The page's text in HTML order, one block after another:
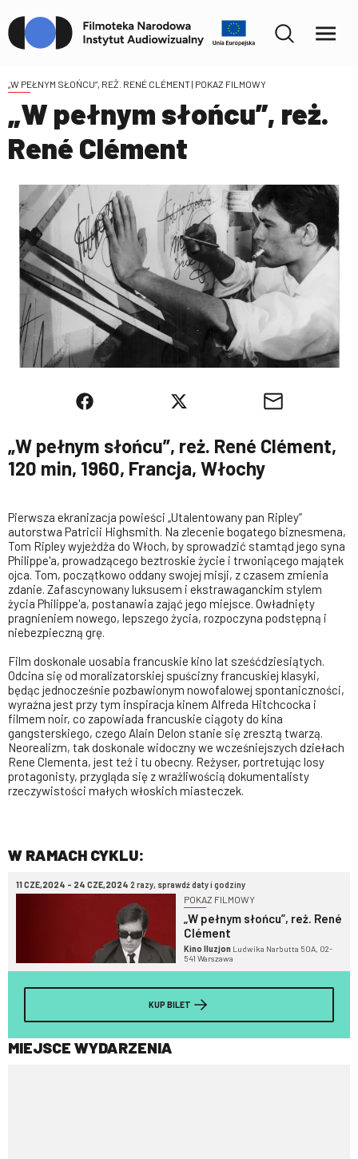
„W PEŁNYM SŁOŃCU”, REŻ. RENÉ CLÉMENT| POKAZ FILMOWY
„W pełnym słońcu”, reż.
René Clément
„W pełnym słońcu”, reż. René Clément,
120 min, 1960, Francja, Włochy
Pierwsza ekranizacja powieści „Utalentowany pan Ripley”
autorstwa Patricii Highsmith. Na zlecenie bogatego biznesmena,
Tom Ripley wyjeżdża do Włoch, by sprowadzić stamtąd jego syna
Philippe'a, prowadzącego beztroskie życie i trwoniącego majątek
ojca. Tom, początkowo oddany swojej misji, z czasem zmienia
zdanie. Zafascynowany luksusem i ekstrawaganckim stylem
życia Philippe'a, postanawia zająć jego miejsce. Owładnięty
pragnieniem nowego, lepszego życia, rozpoczyna podstępną i
niebezpieczną grę.
Film doskonale uosabia francuskie kino lat sześćdziesiątych.
Odcina się od moralizatorskiej spuścizny francuskiej klasyki,
będąc jednocześnie pozbawionym nowofalowej spontaniczności,
wyraźna jest przy tym inspiracja kinem Alfreda Hitchcocka i
filmem noir, co zapowiada francuskie ciągoty do kina
gangsterskiego, czego Alain Delon stanie się zresztą twarzą.
Neorealizm, tak doskonale widoczny we wcześniejszych dziełach
Rene Clementa, jest też i tu obecny. Reżyser, portretując losy
protagonisty, przygląda się z wrażliwością dokumentalisty
rzeczywistości małych włoskich miasteczek.
W RAMACH CYKLU:
11 CZE,2024 - 24 CZE,2024 2 razy, sprawdź daty i godziny
POKAZ FILMOWY
„W pełnym słońcu”, reż. René
Clément
Kino Iluzjon Ludwika Narbutta 50A, 02-
541 Warszawa
KUP BILET
MIEJSCE WYDARZENIA